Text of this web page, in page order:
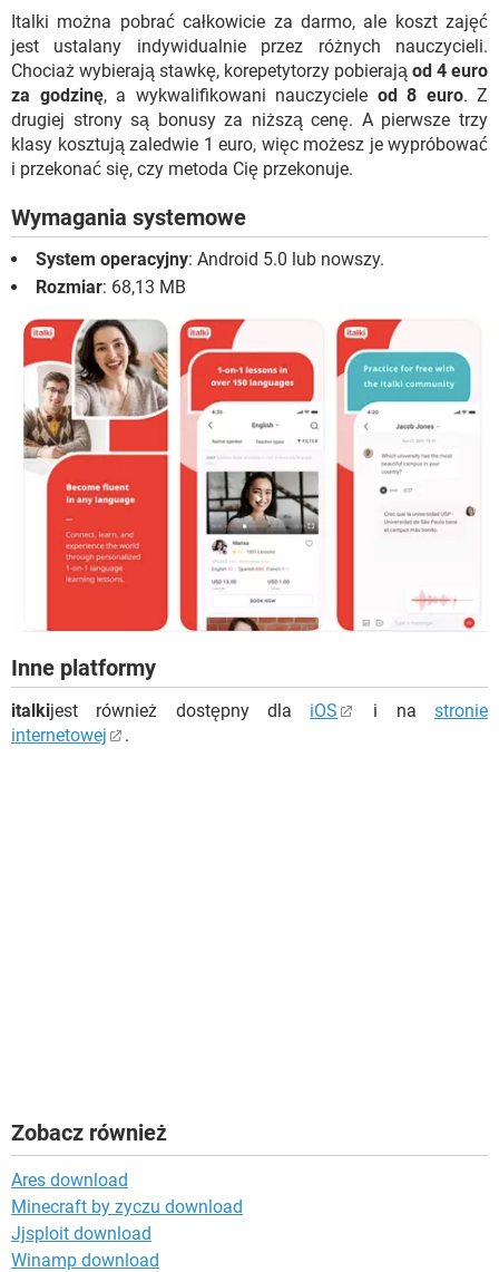
Italki można pobrać całkowicie za darmo, ale koszt zajęć
jest ustalany indywidualnie przez różnych nauczycieli.
Chociaż wybierają stawkę, korepetytorzy pobierają od 4 euro
za godzinę, a wykwalifikowani nauczyciele od 8 euro. Z
drugiej strony są bonusy za niższą cenę. A pierwsze trzy
klasy kosztują zaledwie 1 euro, więc możesz je wypróbować
i przekonać się, czy metoda Cię przekonuje.
Wymagania systemowe
System operacyjny: Android 5.0 lub nowszy.
Rozmiar: 68,13 MB
Inne platformy
italkijest również dostępny dla iOS i nastronie
internetowej
.
Zobacz również
Ares download
Minecraft by zyczu download
Jjsploit download
Winamp download